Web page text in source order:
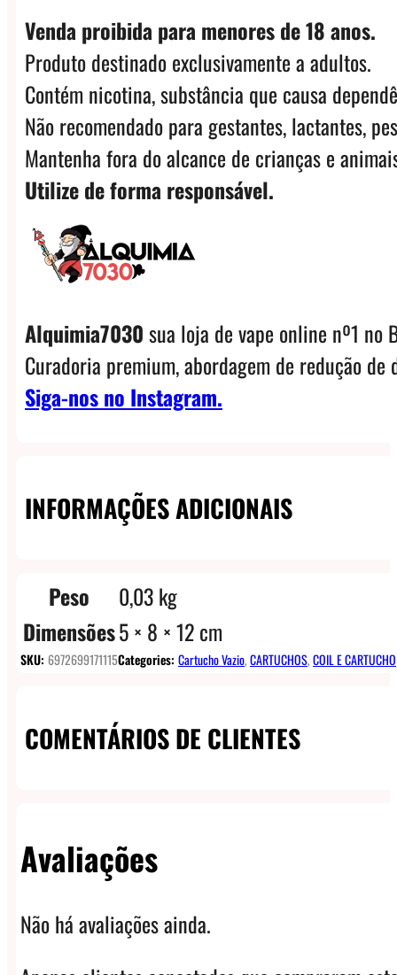
Venda proibida para menores de 18 anos.
Produto destinado exclusivamente a adultos.
Contém nicotina, substância que causa
Não recomendado para gestantes, lactantes,
Mantenha fora do alcance de crianças e
Utilize de forma responsável.
Alquimia7030sua loja de vape online nº1 no
Curadoria premium, abordagem de redução
Siga-nos no Instagram.
INFORMAÇÕES ADICIONAIS
Peso
0,03 kg
Dimensões5 × 8 × 12 cm
SKU: 6972699171115Categories: Cartucho Vazio,CARTUCHOS,COIL E CARTUCHO
COMENTÁRIOS DE CLIENTES
Avaliações
Não há avaliações ainda.